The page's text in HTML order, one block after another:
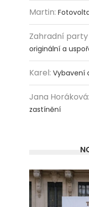
Martin:
Zahradní party
originální a
Karel: Vybavení
Jana Horáková:
zastínění